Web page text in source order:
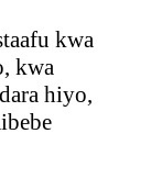
kwa
kwa
hiyo,